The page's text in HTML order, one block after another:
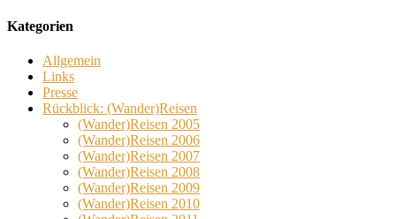
Kategorien
Allgemein
Links
Presse
Rückblick: (Wander)Reisen
(Wander)Reisen 2005
(Wander)Reisen 2006
(Wander)Reisen 2007
(Wander)Reisen 2008
(Wander)Reisen 2009
(Wander)Reisen 2010